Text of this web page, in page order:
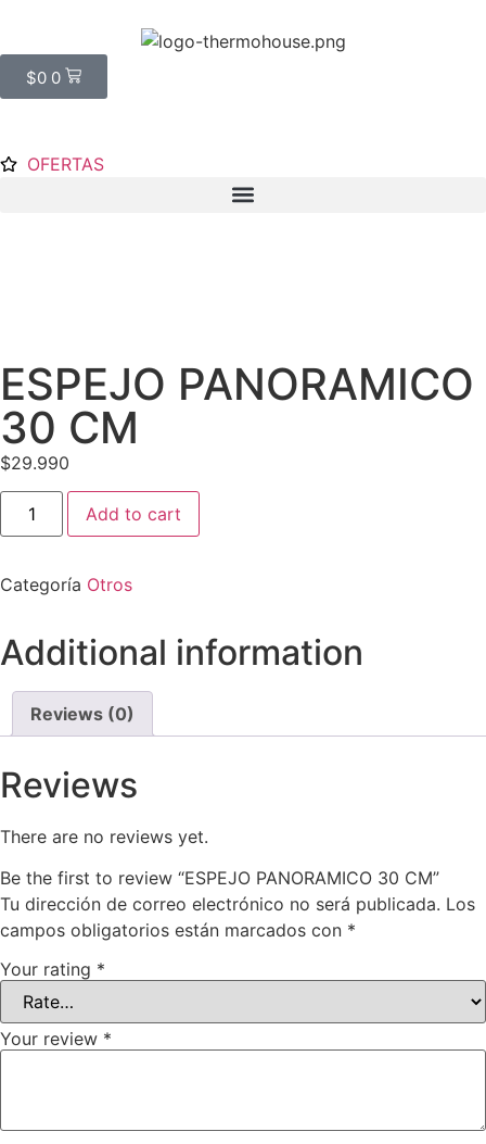
$0 0
OFERTAS
ESPEJO PANORAMICO
30 CM
$29.990
Add to cart
Categoría Otros
Additional information
Reviews (0)
Reviews
There are no reviews yet.
Be the first to review “ESPEJO PANORAMICO 30 CM”
Tu dirección de correo electrónico no será publicada. Los
campos obligatorios están marcados con *
Your rating *
Your review *